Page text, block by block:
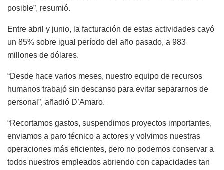
posible”, resumió.
Entre abril y junio, la facturación de estas actividades cayó
un 85% sobre igual período del año pasado, a 983
millones de dólares.
“Desde hace varios meses, nuestro equipo de recursos
humanos trabajó sin descanso para evitar separarnos de
personal”, añadió D’Amaro.
“Recortamos gastos, suspendimos proyectos importantes,
enviamos a paro técnico a actores y volvimos nuestras
operaciones más eficientes, pero no podemos conservar a
todos nuestros empleados abriendo con capacidades tan